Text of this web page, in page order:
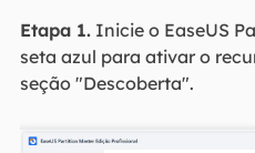
Etapa 1.Inicie o EaseUS
seta azul para ativar o
seção "Descoberta".